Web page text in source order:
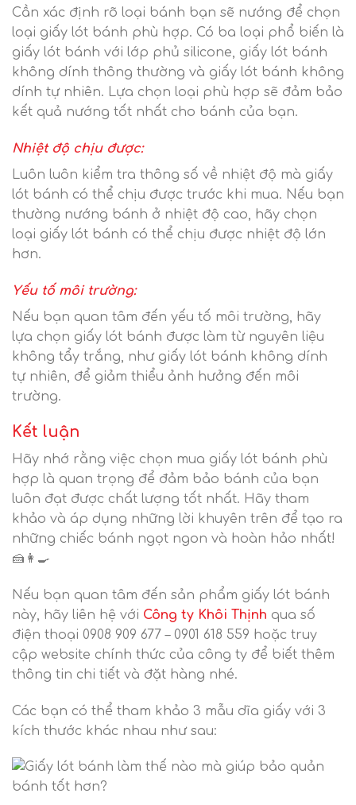
Cần xác định rõ loại bánh bạn sẽ nướng để chọn
loại giấy lót bánh phù hợp. Có ba loại phổ biến là
giấy lót bánh với lớp phủ silicone, giấy lót bánh
không dính thông thường và giấy lót bánh không
dính tự nhiên. Lựa chọn loại phù hợp sẽ đảm bảo
kết quả nướng tốt nhất cho bánh của bạn.
Nhiệt độ chịu được:
Luôn luôn kiểm tra thông số về nhiệt độ mà giấy
lót bánh có thể chịu được trước khi mua. Nếu bạn
thường nướng bánh ở nhiệt độ cao, hãy chọn
loại giấy lót bánh có thể chịu được nhiệt độ lớn
hơn.
Yếu tố môi trường:
Nếu bạn quan tâm đến yếu tố môi trường, hãy
lựa chọn giấy lót bánh được làm từ nguyên liệu
không tẩy trắng, như giấy lót bánh không dính
tự nhiên, để giảm thiểu ảnh hưởng đến môi
trường.
Kết luận
Hãy nhớ rằng việc chọn mua giấy lót bánh phù
hợp là quan trọng để đảm bảo bánh của bạn
luôn đạt được chất lượng tốt nhất. Hãy tham
khảo và áp dụng những lời khuyên trên để tạo ra
những chiếc bánh ngọt ngon và hoàn hảo nhất!
🍰👩‍🍳
Nếu bạn quan tâm đến sản phẩm giấy lót bánh
này, hãy liên hệ với Công ty Khôi Thịnh qua số
điện thoại 0908 909 677 – 0901 618 559 hoặc truy
cập website chính thức của công ty để biết thêm
thông tin chi tiết và đặt hàng nhé.
Các bạn có thể tham khảo 3 mẫu dĩa giấy với 3
kích thước khác nhau như sau: